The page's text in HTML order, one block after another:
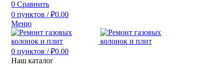
0 Сравнить
0 пунктов / ₽0.00
Меню
0 пунктов / ₽0.00
Наш каталог